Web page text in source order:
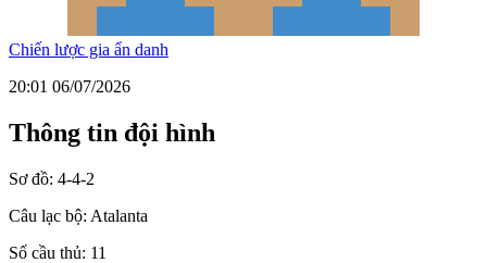
Chiến lược gia ẩn danh
20:01 06/07/2026
Thông tin đội hình
Sơ đồ: 4-4-2
Câu lạc bộ: Atalanta
Số cầu thủ: 11